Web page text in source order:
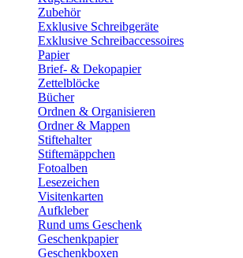
Zubehör
Exklusive Schreibgeräte
Exklusive Schreibaccessoires
Papier
Brief- & Dekopapier
Zettelblöcke
Bücher
Ordnen & Organisieren
Ordner & Mappen
Stiftehalter
Stiftemäppchen
Fotoalben
Lesezeichen
Visitenkarten
Aufkleber
Rund ums Geschenk
Geschenkpapier
Geschenkboxen